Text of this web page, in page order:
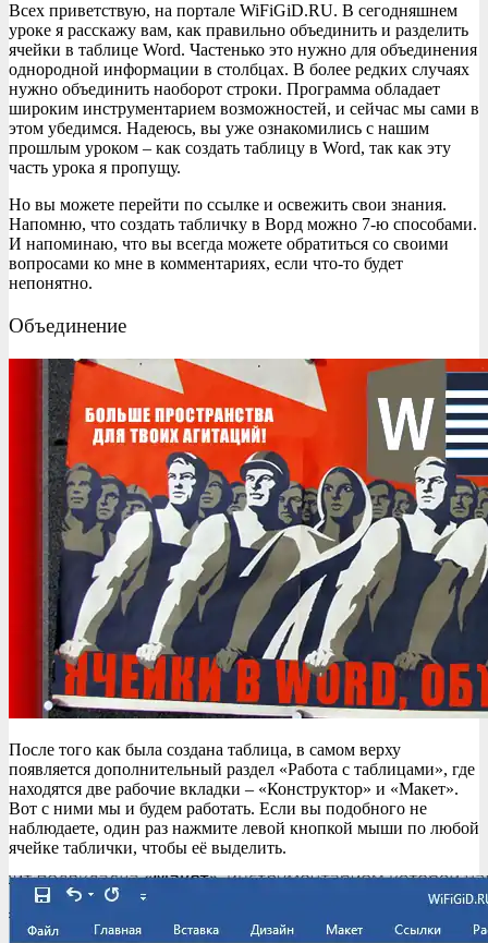
Всех приветствую, на портале WiFiGiD.RU. В сегодняшнем
уроке я расскажу вам, как правильно объединить и разделить
ячейки в таблице Word. Частенько это нужно для объединения
однородной информации в столбцах. В более редких случаях
нужно объединить наоборот строки. Программа обладает
широким инструментарием возможностей, и сейчас мы сами в
этом убедимся. Надеюсь, вы уже ознакомились с нашим
прошлым уроком – как создать таблицу в Word, так как эту
часть урока я пропущу.
Но вы можете перейти по ссылке и освежить свои знания.
Напомню, что создать табличку в Ворд можно 7-ю способами.
И напоминаю, что вы всегда можете обратиться со своими
вопросами ко мне в комментариях, если что-то будет
непонятно.
Объединение
После того как была создана таблица, в самом верху
появляется дополнительный раздел «Работа с таблицами», где
находятся две рабочие вкладки – «Конструктор» и «Макет».
Вот с ними мы и будем работать. Если вы подобного не
наблюдаете, один раз нажмите левой кнопкой мыши по любой
ячейке таблички, чтобы её выделить.